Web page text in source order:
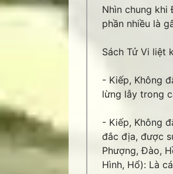
Nhìn chung khi
phần nhiều là
Sách Tử Vi liệt
- Kiếp, Không
lừng lẫy trong
- Kiếp, Không
đắc địa, được
Phượng, Đào,
Hình, Hổ): Là